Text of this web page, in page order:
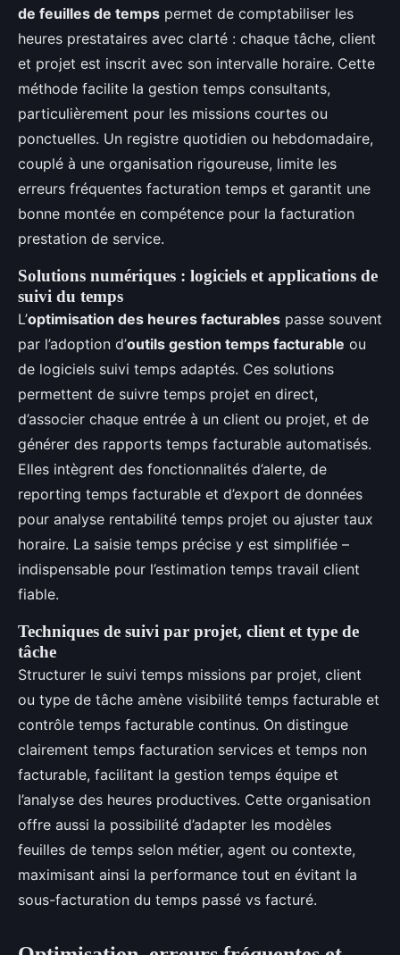
de feuilles de temps permet de comptabiliser les
heures prestataires avec clarté : chaque tâche, client
et projet est inscrit avec son intervalle horaire. Cette
méthode facilite la gestion temps consultants,
particulièrement pour les missions courtes ou
ponctuelles. Un registre quotidien ou hebdomadaire,
couplé à une organisation rigoureuse, limite les
erreurs fréquentes facturation temps et garantit une
bonne montée en compétence pour la facturation
prestation de service.
Solutions numériques : logiciels et applications de
suivi du temps
L’optimisation des heures facturables passe souvent
par l’adoption d’outils gestion temps facturable ou
de logiciels suivi temps adaptés. Ces solutions
permettent de suivre temps projet en direct,
d’associer chaque entrée à un client ou projet, et de
générer des rapports temps facturable automatisés.
Elles intègrent des fonctionnalités d’alerte, de
reporting temps facturable et d’export de données
pour analyse rentabilité temps projet ou ajuster taux
horaire. La saisie temps précise y est simplifiée –
indispensable pour l’estimation temps travail client
fiable.
Techniques de suivi par projet, client et type de
tâche
Structurer le suivi temps missions par projet, client
ou type de tâche amène visibilité temps facturable et
contrôle temps facturable continus. On distingue
clairement temps facturation services et temps non
facturable, facilitant la gestion temps équipe et
l’analyse des heures productives. Cette organisation
offre aussi la possibilité d’adapter les modèles
feuilles de temps selon métier, agent ou contexte,
maximisant ainsi la performance tout en évitant la
sous-facturation du temps passé vs facturé.